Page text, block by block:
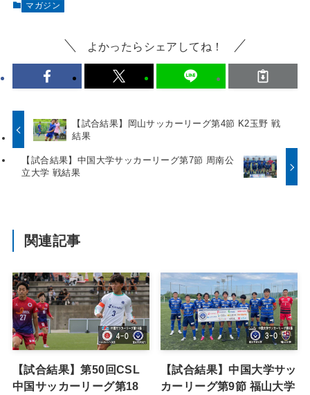
マガジン
よかったらシェアしてね！
【試合結果】岡山サッカーリーグ第4節 K2玉野 戦
結果
【試合結果】中国大学サッカーリーグ第7節 周南公
立大学 戦結果
関連記事
【試合結果】第50回CSL
中国サッカーリーグ第18
【試合結果】中国大学サッ
カーリーグ第9節 福山大学